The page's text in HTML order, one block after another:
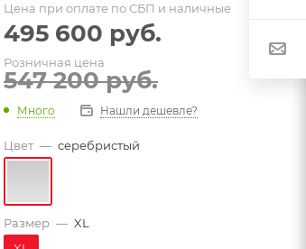
Цена при оплате по СБП и наличные
495 600 руб.
Розничная цена
547 200руб.
Много Нашли дешевле?
Цвет — серебристый
Размер — XL